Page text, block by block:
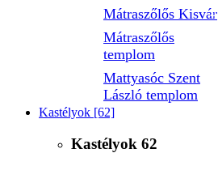
Mátraszőlős Kisvár
Mátraszőlős
templom
Mattyasóc Szent
László templom
Kastélyok [62]
Kastélyok 62